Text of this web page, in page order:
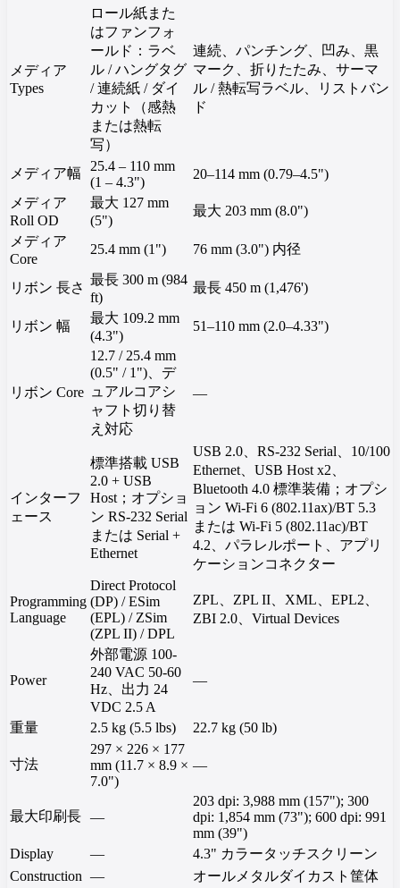
メディア
Types
ロール紙また
はファンフォ
ールド：ラベ
ル / ハングタグ
/ 連続紙 / ダイ
カット（感熱
または熱転
写）
連続、パンチング、凹み、黒
マーク、折りたたみ、サーマ
ル / 熱転写ラベル、リストバン
ド
メディア幅
25.4 – 110 mm
(1 – 4.3")
20–114 mm (0.79–4.5")
メディア
Roll OD
最大 127 mm
(5")
最大 203 mm (8.0")
メディア
Core
25.4 mm (1") 76 mm (3.0") 内径
リボン 長さ
最長 300 m (984
ft)
最長 450 m (1,476')
リボン 幅
最大 109.2 mm
(4.3")
51–110 mm (2.0–4.33")
リボン Core
12.7 / 25.4 mm
(0.5" / 1")、デ
ュアルコアシ
ャフト切り替
え対応
—
インターフ
ェース
標準搭載 USB
2.0 + USB
Host；オプショ
ン RS-232 Serial
または Serial +
Ethernet
USB 2.0、RS-232 Serial、10/100
Ethernet、USB Host x2、
Bluetooth 4.0 標準装備；オプシ
ョン Wi-Fi 6 (802.11ax)/BT 5.3
または Wi-Fi 5 (802.11ac)/BT
4.2、パラレルポート、アプリ
ケーションコネクター
Programming
Language
Direct Protocol
(DP) / ESim
(EPL) / ZSim
(ZPL II) / DPL
ZPL、ZPL II、XML、EPL2、
ZBI 2.0、Virtual Devices
Power
外部電源 100-
240 VAC 50-60
Hz、出力 24
VDC 2.5 A
—
重量 2.5 kg (5.5 lbs) 22.7 kg (50 lb)
寸法
297 × 226 × 177
mm (11.7 × 8.9 ×
7.0")
—
最大印刷長 —
203 dpi: 3,988 mm (157"); 300
dpi: 1,854 mm (73"); 600 dpi: 991
mm (39")
Display
—
4.3" カラータッチスクリーン
Construction — オールメタルダイカスト筐体